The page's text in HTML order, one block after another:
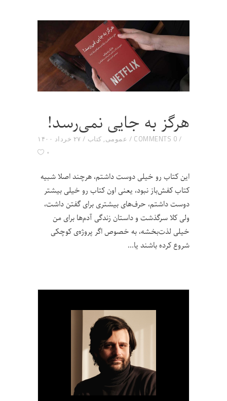
هرگز به جایی نمی‌رسد!
۲۷ خرداد ۱۴۰۰ عمومی, کتاب 0 COMMENTS
۰
این کتاب رو خیلی دوست داشتم، هرچند اصلا شبیه
کتاب کفش‌باز نبود، یعنی اون کتاب رو خیلی بیشتر
دوست داشتم، حرف‌های بیشتری برای گفتن داشت،
ولی کلا سرگذشت و داستان زندگی آدم‌ها برای من
خیلی لذت‌بخشه، به خصوص اگر پروژه‌ی کوچکی
شروع کرده باشند یا